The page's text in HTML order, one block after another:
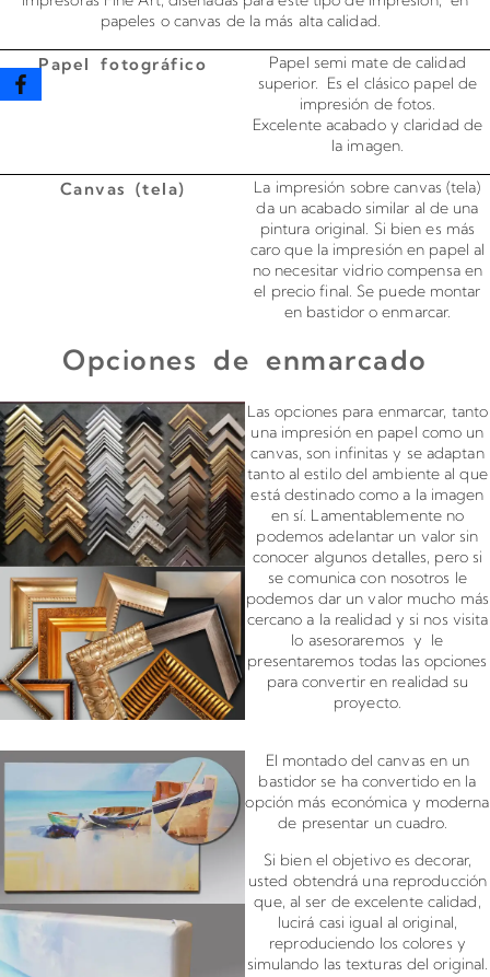
papeles o canvas de la más alta calidad.
Papel fotográfico
Papel semi mate de calidad
superior. Es el clásico papel de
impresión de fotos.
Excelente acabado y claridad de
la imagen.
Canvas (tela)
La impresión sobre canvas (tela)
da un acabado similar al de una
pintura original. Si bien es más
caro que la impresión en papel al
no necesitar vidrio compensa en
el precio final. Se puede montar
en bastidor o enmarcar.
Opciones de enmarcado
Las opciones para enmarcar, tanto
una impresión en papel como un
canvas, son infinitas y se adaptan
tanto al estilo del ambiente al que
está destinado como a la imagen
en sí. Lamentablemente no
podemos adelantar un valor sin
conocer algunos detalles, pero si
se comunica con nosotros le
podemos dar un valor mucho más
cercano a la realidad y si nos visita
lo asesoraremos y le
presentaremos todas las opciones
para convertir en realidad su
proyecto.
El montado del canvas en un
bastidor se ha convertido en la
opción más económica y moderna
de presentar un cuadro.
Si bien el objetivo es decorar,
usted obtendrá una reproducción
que, al ser de excelente calidad,
lucirá casi igual al original,
reproduciendo los colores y
simulando las texturas del original.